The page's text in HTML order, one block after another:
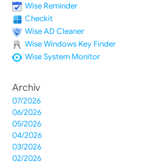
Wise Reminder
Checkit
Wise AD Cleaner
Wise Windows Key Finder
Wise System Monitor
Archiv
07/2026
06/2026
05/2026
04/2026
03/2026
02/2026